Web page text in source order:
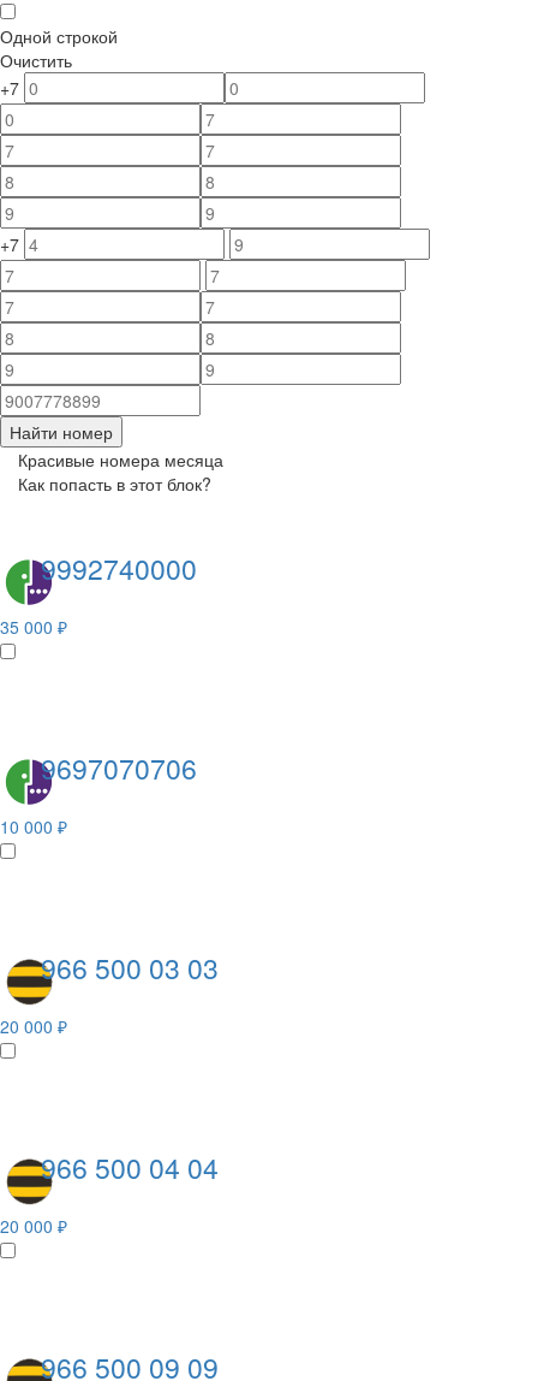
Одной строкой
Очистить
+7
+7
Найти номер
Красивые номера месяца
Как попасть в этот блок?
9992740000
35 000 ₽
9697070706
10 000 ₽
966 500 03 03
20 000 ₽
966 500 04 04
20 000 ₽
966 500 09 09